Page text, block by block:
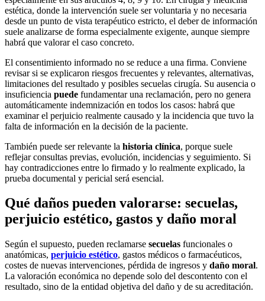
estética, donde la intervención suele ser voluntaria y no necesaria
desde un punto de vista terapéutico estricto, el deber de información
suele analizarse de forma especialmente exigente, aunque siempre
habrá que valorar el caso concreto.
El consentimiento informado no se reduce a una firma. Conviene
revisar si se explicaron riesgos frecuentes y relevantes, alternativas,
limitaciones del resultado y posibles secuelas cirugía. Su ausencia o
insuficiencia puede fundamentar una reclamación, pero no genera
automáticamente indemnización en todos los casos: habrá que
examinar el perjuicio realmente causado y la incidencia que tuvo la
falta de información en la decisión de la paciente.
También puede ser relevante la historia clínica, porque suele
reflejar consultas previas, evolución, incidencias y seguimiento. Si
hay contradicciones entre lo firmado y lo realmente explicado, la
prueba documental y pericial será esencial.
Qué daños pueden valorarse: secuelas,
perjuicio estético, gastos y daño moral
Según el supuesto, pueden reclamarse secuelas funcionales o
anatómicas, perjuicio estético, gastos médicos o farmacéuticos,
costes de nuevas intervenciones, pérdida de ingresos y daño moral.
La valoración económica no depende solo del descontento con el
resultado, sino de la entidad objetiva del daño y de su acreditación.